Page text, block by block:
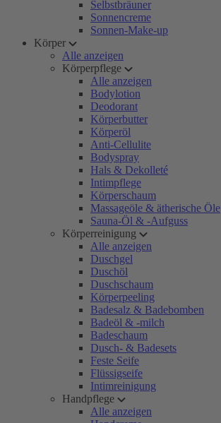
Selbstbräuner
Sonnencreme
Sonnen-Make-up
Körper
Alle anzeigen
Körperpflege
Alle anzeigen
Bodylotion
Deodorant
Körperbutter
Körperöl
Anti-Cellulite
Bodyspray
Hals & Dekolleté
Intimpflege
Körperschaum
Massageöle & ätherische Öle
Sauna-Öl & -Aufguss
Körperreinigung
Alle anzeigen
Duschgel
Duschöl
Duschschaum
Körperpeeling
Badesalz & Badebomben
Badeöl & -milch
Badeschaum
Dusch- & Badesets
Feste Seife
Flüssigseife
Intimreinigung
Handpflege
Alle anzeigen